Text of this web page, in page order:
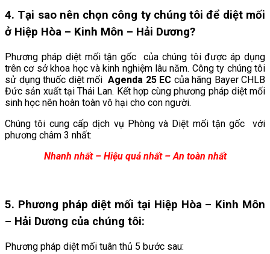
4. Tại sao nên chọn công ty chúng tôi để diệt mối
ở Hiệp Hòa – Kinh Môn – Hải Dương?
Phương pháp diệt mối tận gốc của chúng tôi được áp dụng
trên cơ sở khoa học và kinh nghiệm lâu năm. Công ty chúng tôi
sử dụng thuốc diệt mối Agenda 25 EC của hãng Bayer CHLB
Đức sản xuất tại Thái Lan. Kết hợp cùng phương pháp diệt mối
sinh học nên hoàn toàn vô hại cho con người.
Chúng tôi cung cấp dịch vụ Phòng và Diệt mối tận gốc với
phương châm 3 nhất:
Nhanh nhất – Hiệu quả nhất – An toàn nhất
5. Phương pháp diệt mối tại Hiệp Hòa – Kinh Môn
– Hải Dương của chúng tôi:
Phương pháp diệt mối tuân thủ 5 bước sau: